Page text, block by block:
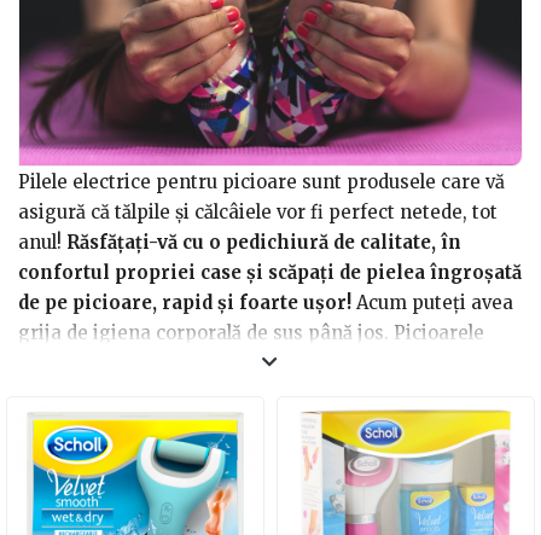
Pilele electrice pentru picioare sunt produsele care vă
asigură că tălpile și călcâiele vor fi perfect netede, tot
anul! Răsfățați-vă cu o pedichiură de calitate, în
confortul propriei case și scăpați de pielea îngroșată
de pe picioare, rapid și foarte ușor! Acum puteți avea
grija de igiena corporală de sus până jos. Picioarele
dumneavoastră vor arăta frumos și tinere, pielea
De asemenea, nu veți mai avea mâncărimi la picioare,
veți scădea riscul de a fi gazda a diverse fungi și
bacterii și va scădea și șansa de a emana un miros